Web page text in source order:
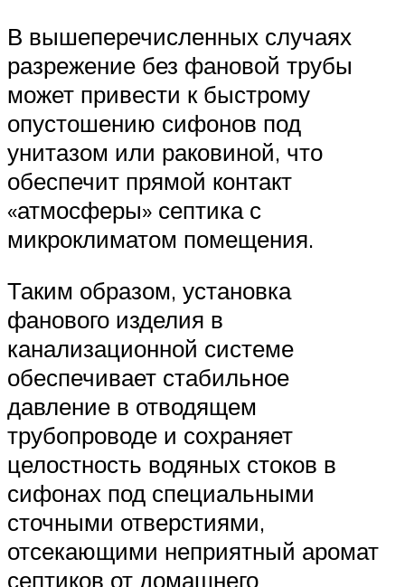
В вышеперечисленных случаях
разрежение без фановой трубы
может привести к быстрому
опустошению сифонов под
унитазом или раковиной, что
обеспечит прямой контакт
«атмосферы» септика с
микроклиматом помещения.
Таким образом, установка
фанового изделия в
канализационной системе
обеспечивает стабильное
давление в отводящем
трубопроводе и сохраняет
целостность водяных стоков в
сифонах под специальными
сточными отверстиями,
отсекающими неприятный аромат
септиков от домашнего